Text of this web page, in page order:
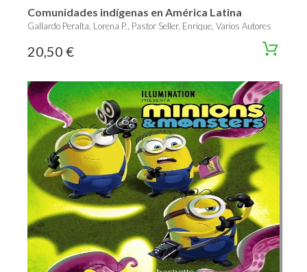
Comunidades indígenas en América Latina
Gallardo Peralta, Lorena P., Pastor Seller, Enrique, Varios Autores
20,50 €